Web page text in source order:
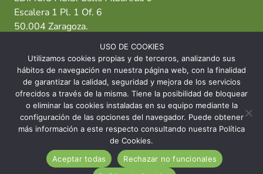
Escalera 1 Pl. 1 Of. 6
50.004 Zaragoza.
T: 976 484 949 M: 635 638 563
Sede Zaragoza·Sede Huesca· Sede Teruel
© 2026 Asociación Celíaca Aragonesa
INICIO CONTACTO AVISO LEGAL
USO DE COOKIES
Utilizamos cookies propias y de terceros, analizando sus
hábitos de navegación en nuestra página web, con la finalidad
de garantizar la calidad, seguridad y mejora de los servicios
ofrecidos a través de la misma. Tiene la posibilidad de bloquear
o eliminar las cookies instaladas en su equipo mediante la
configuración de las opciones del navegador. Puede obtener
más información a este respecto consultando nuestra Política
de Cookies.
Aceptar todas
Rechazar no funcionales